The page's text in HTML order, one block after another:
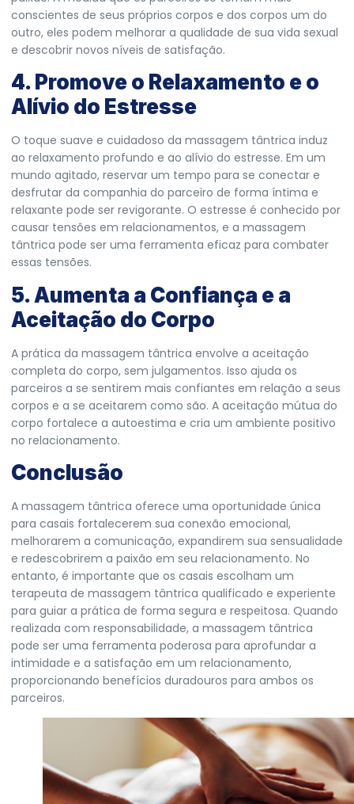
conscientes de seus próprios corpos e dos corpos um do
outro, eles podem melhorar a qualidade de sua vida sexual
e descobrir novos níveis de satisfação.
4. Promove o Relaxamento e o
Alívio do Estresse
O toque suave e cuidadoso da massagem tântrica induz
ao relaxamento profundo e ao alívio do estresse. Em um
mundo agitado, reservar um tempo para se conectar e
desfrutar da companhia do parceiro de forma íntima e
relaxante pode ser revigorante. O estresse é conhecido por
causar tensões em relacionamentos, e a massagem
tântrica pode ser uma ferramenta eficaz para combater
essas tensões.
5. Aumenta a Confiança e a
Aceitação do Corpo
A prática da massagem tântrica envolve a aceitação
completa do corpo, sem julgamentos. Isso ajuda os
parceiros a se sentirem mais confiantes em relação a seus
corpos e a se aceitarem como são. A aceitação mútua do
corpo fortalece a autoestima e cria um ambiente positivo
no relacionamento.
Conclusão
A massagem tântrica oferece uma oportunidade única
para casais fortalecerem sua conexão emocional,
melhorarem a comunicação, expandirem sua sensualidade
e redescobrirem a paixão em seu relacionamento. No
entanto, é importante que os casais escolham um
terapeuta de massagem tântrica qualificado e experiente
para guiar a prática de forma segura e respeitosa. Quando
realizada com responsabilidade, a massagem tântrica
pode ser uma ferramenta poderosa para aprofundar a
intimidade e a satisfação em um relacionamento,
proporcionando benefícios duradouros para ambos os
parceiros.